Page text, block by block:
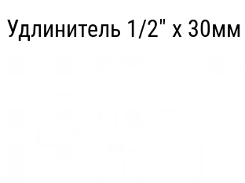
Удлинитель 1/2" х 30мм